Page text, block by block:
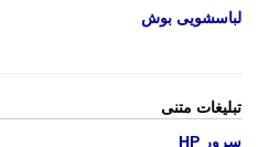
لباسشویی بوش
تبلیغات متنی
سرور HP